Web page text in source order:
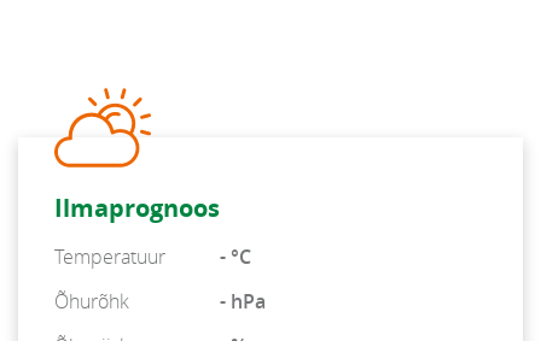
Ilmaprognoos
Temperatuur
- °C
Õhurõhk
- hPa